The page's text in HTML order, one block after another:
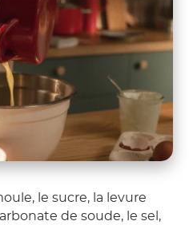
le sucre, la levure
de soude, le sel,